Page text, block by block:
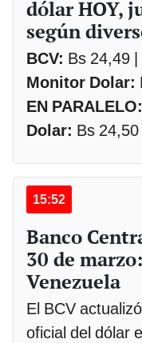
dólar HOY,
según
BCV: Bs 24,49 |
Monitor Dolar:
EN PARALELO:
Dolar: Bs 24,50
15:52
Banco
30 de
Venezuela
El BCV
oficial del dólar